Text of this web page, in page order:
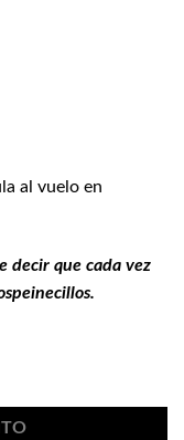
al vuelo en
decir que cada vez